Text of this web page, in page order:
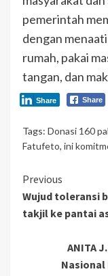
pemerintah
dengan
rumah, pakai
tangan, dan
Share
Share
Tags: Donasi 160
Fatufeto, ini
Continue
Reading
Previous
Wujud toleransi
takjil ke pantai
ANITA
Nasional